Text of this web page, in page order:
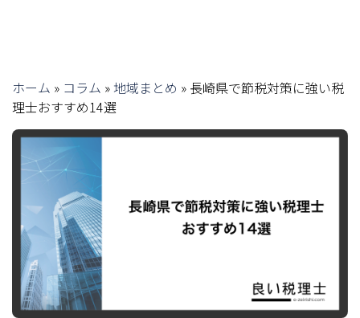
ホーム » コラム » 地域まとめ » 長崎県で節税対策に強い税
理士おすすめ14選